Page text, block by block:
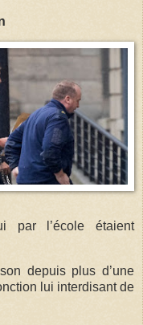
par l’école étaient
depuis plus d’une
lui interdisant de